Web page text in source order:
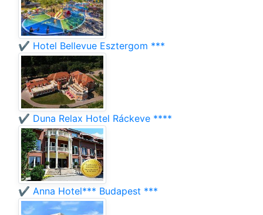
✔️ Hotel Bellevue Esztergom ***
✔️ Duna Relax Hotel Ráckeve ****
✔️ Anna Hotel*** Budapest ***